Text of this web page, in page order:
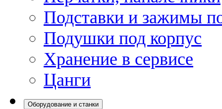
Подставки и зажимы
Подушки под корпус
Хранение в сервисе
Цанги
Оборудование и станки